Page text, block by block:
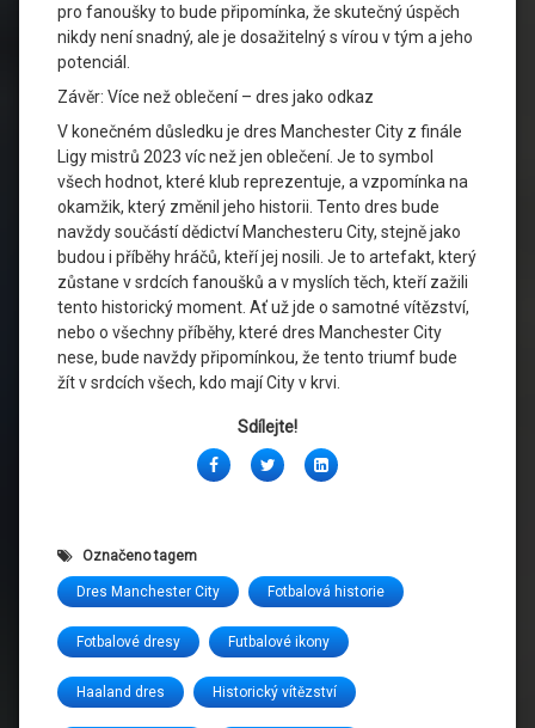
pro fanoušky to bude připomínka, že skutečný úspěch
nikdy není snadný, ale je dosažitelný s vírou v tým a jeho
potenciál.
Závěr: Více než oblečení – dres jako odkaz
V konečném důsledku je dres Manchester City z finále
Ligy mistrů 2023 víc než jen oblečení. Je to symbol
všech hodnot, které klub reprezentuje, a vzpomínka na
okamžik, který změnil jeho historii. Tento dres bude
navždy součástí dědictví Manchesteru City, stejně jako
budou i příběhy hráčů, kteří jej nosili. Je to artefakt, který
zůstane v srdcích fanoušků a v myslích těch, kteří zažili
tento historický moment. Ať už jde o samotné vítězství,
nebo o všechny příběhy, které dres Manchester City
nese, bude navždy připomínkou, že tento triumf bude
žít v srdcích všech, kdo mají City v krvi.
Sdílejte!
FacebookTwitterLinkedIn
Označeno tagem
Dres Manchester City Fotbalová historie
Fotbalové dresy Futbalové ikony
Haaland dres Historický vítězství